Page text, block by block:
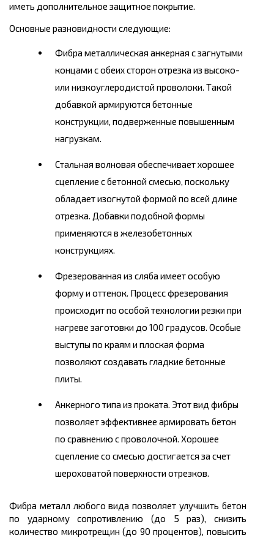
иметь дополнительное защитное покрытие.
Основные разновидности следующие:
Фибра металлическая анкерная с загнутыми
концами с обеих сторон отрезка из высоко-
или низкоуглеродистой проволоки. Такой
добавкой армируются бетонные
конструкции, подверженные повышенным
нагрузкам.
Стальная волновая обеспечивает хорошее
сцепление с бетонной смесью, поскольку
обладает изогнутой формой по всей длине
отрезка. Добавки подобной формы
применяются в железобетонных
конструкциях.
Фрезерованная из сляба имеет особую
форму и оттенок. Процесс фрезерования
происходит по особой технологии резки при
нагреве заготовки до 100 градусов. Особые
выступы по краям и плоская форма
позволяют создавать гладкие бетонные
плиты.
Анкерного типа из проката. Этот вид фибры
позволяет эффективнее армировать бетон
по сравнению с проволочной. Хорошее
сцепление со смесью достигается за счет
шероховатой поверхности отрезков.
Фибра металл любого вида позволяет улучшить бетон
по ударному сопротивлению (до 5 раз), снизить
количество микротрещин (до 90 процентов), повысить